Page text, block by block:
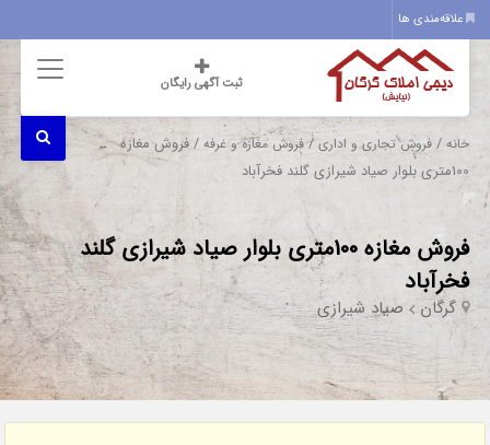
علاقه‌مندی ها
ثبت آگهی رایگان
خانه /فروش تجاری و اداری/فروش مغازه و غرفه / فروش مغازه
100متری بلوار صیاد شیرازی گلند فخرآباد
فروش مغازه 100متری بلوار صیاد شیرازی گلند
فخرآباد
گرگان صیاد شیرازی